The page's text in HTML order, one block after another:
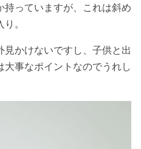
っていますが、これは斜め
。
かけないですし、子供と出
事なポイントなのでうれし